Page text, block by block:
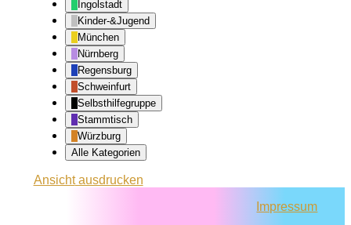
Ingolstadt
Kinder-&Jugend
München
Nürnberg
Regensburg
Schweinfurt
Selbsthilfegruppe
Stammtisch
Würzburg
Alle Kategorien
Ansichtausdrucken
Impressum